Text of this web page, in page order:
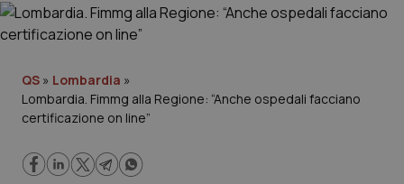
Governo e Parlamento
Regioni e Asl
QS » Lombardia »
Lombardia. Fimmg alla Regione: “Anche ospedali facciano
certificazione on line”